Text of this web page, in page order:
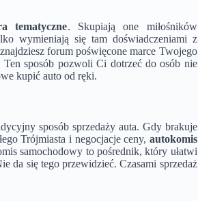
tematyczne. Skupiają one miłośników
wymieniają się tam doświadczeniami z
forum poświęcone marce Twojego
Ten sposób pozwoli Ci dotrzeć do osób nie
kupić auto od ręki.
sposób sprzedaży auta. Gdy brakuje
Trójmiasta i negocjacje ceny, autokomis
samochodowy to pośrednik, który ułatwi
da się tego przewidzieć. Czasami sprzedaż